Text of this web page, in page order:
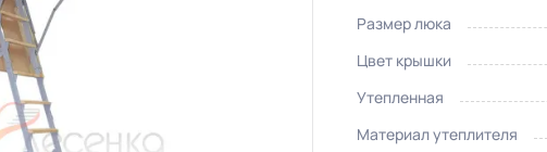
Размер люка
Цвет крышки
Утепленная
Материал утеплителя